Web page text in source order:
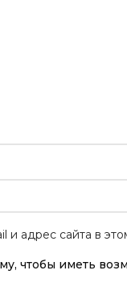
и адрес сайта в
чтобы иметь